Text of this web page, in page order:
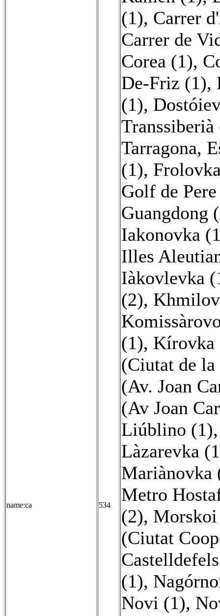
name:ca 534
(1), Carrer
Carrer de
Corea (1),
De-Friz (1),
(1),
Transsiberià
Tarragona,
(1),
Golf de
Guangdong
Iakonovka
Illes
Iàkovlevka
(2),
(1), Kírovka
(Ciutat de
(Av. Joan
(Av Joan
Liúblino (1)
Làzarevka
Mariànovka
Metro
(2),
(Ciutat
(1),
Novi (1),